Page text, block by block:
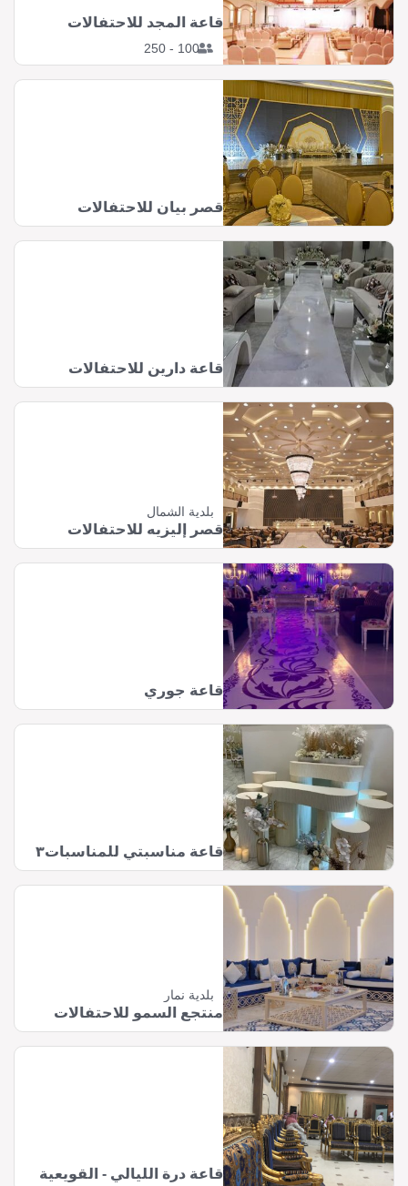
100 - 250
قاعة المجد للاحتفالات
قصر بيان للاحتفالات
قاعة دارين للاحتفالات
بلدية الشمال
قصر إليزيه للاحتفالات
قاعة جوري
قاعة مناسبتي للمناسبات٣
بلدية نمار
منتجع السمو للاحتفالات
قاعة درة الليالي - القويعية